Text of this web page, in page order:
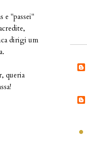
e "passei"
dirigi um
queria